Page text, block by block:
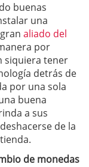
buenas
una
aliado del
por
siquiera tener
detrás de
por una sola
buena
a sus
de la
de monedas